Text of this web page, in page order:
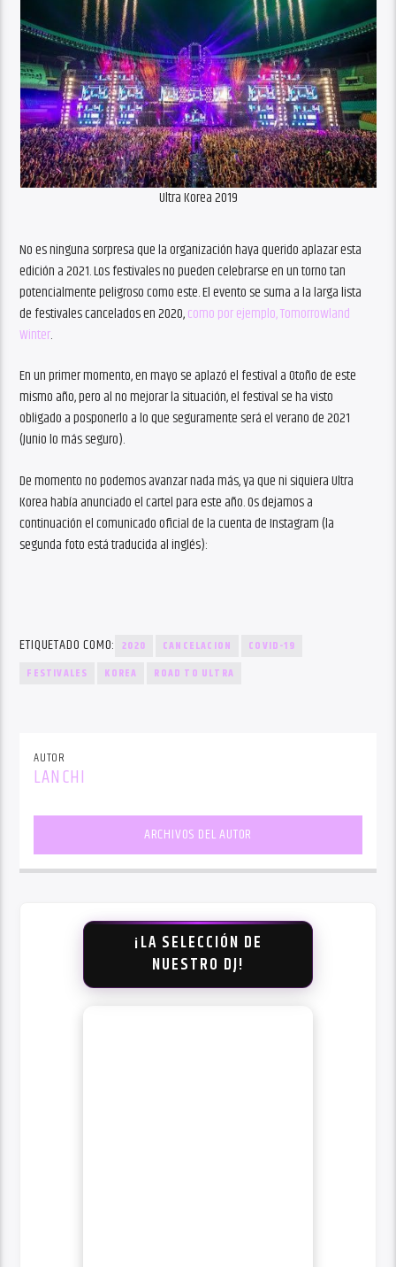
Ultra Korea 2019
No es ninguna sorpresa que la organización haya querido aplazar esta
edición a 2021. Los festivales no pueden celebrarse en un torno tan
potencialmente peligroso como este. El evento se suma a la larga lista
de festivales cancelados en 2020,como por ejemplo, Tomorrowland
Winter.
En un primer momento, en mayo se aplazó el festival a Otoño de este
mismo año, pero al no mejorar la situación, el festival se ha visto
obligado a posponerlo a lo que seguramente será el verano de 2021
(Junio lo más seguro).
De momento no podemos avanzar nada más, ya que ni siquiera Ultra
Korea había anunciado el cartel para este año. Os dejamos a
continuación el comunicado oficial de la cuenta de Instagram (la
segunda foto está traducida al inglés):
ETIQUETADO COMO: 2020 CANCELACION
COVID-19
FESTIVALES
KOREA ROAD TO ULTRA
AUTOR
LANCHI
ARCHIVOS DEL AUTOR
¡LA SELECCIÓN DE
NUESTRO DJ!